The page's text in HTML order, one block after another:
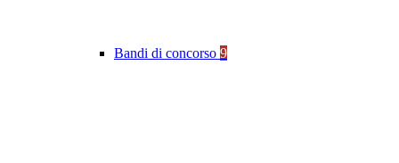
Bandi di concorso 9